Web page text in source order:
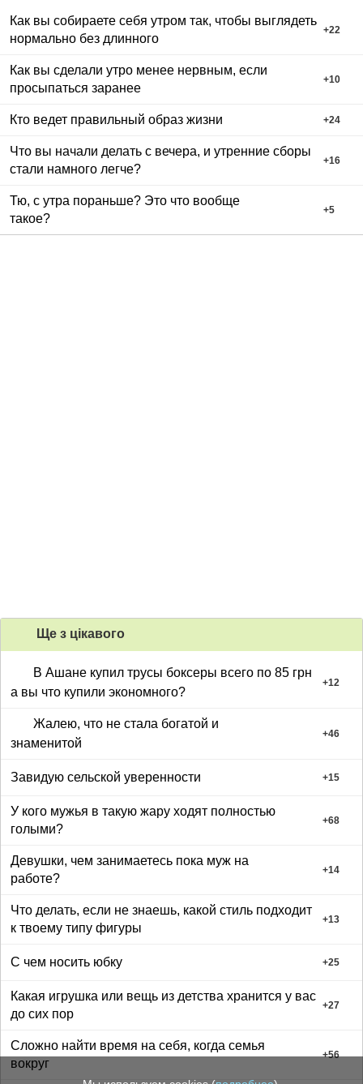
Как вы собираете себя утром так, чтобы выглядеть
нормально без длинного
+22
Как вы сделали утро менее нервным, если
просыпаться заранее
+10
Кто ведет правильный образ жизни +24
Что вы начали делать с вечера, и утренние сборы
стали намного легче?
+16
Тю, с утра пораньше? Это что вообще
такое?
+5
Ще з цiкавого
В Ашане купил трусы боксеры всего по 85 грн
а вы что купили экономного?
+12
Жалею, что не стала богатой и
знаменитой
+46
Завидую сельской уверенности +15
У кого мужья в такую жару ходят полностью
голыми?
+68
Девушки, чем занимаетесь пока муж на
работе?
+14
Что делать, если не знаешь, какой стиль подходит
к твоему типу фигуры
+13
С чем носить юбку +25
Какая игрушка или вещь из детства хранится у вас
до сих пор
+27
Сложно найти время на себя, когда семья
вокруг
+56